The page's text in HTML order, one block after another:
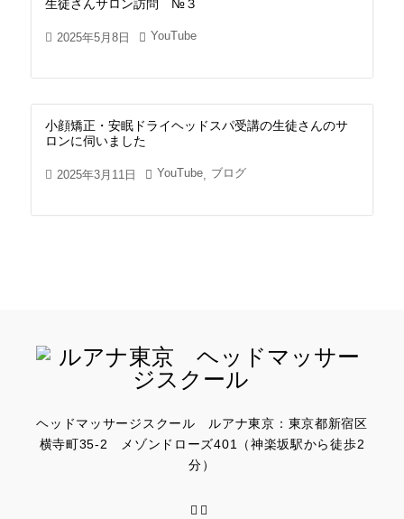
生徒さんサロン訪問 №３
2025年5月8日 YouTube
小顔矯正・安眠ドライヘッドスパ受講の生徒さんのサ
ロンに伺いました
2025年3月11日 YouTube, ブログ
ヘッドマッサージスクール ルアナ東京：東京都新宿区
横寺町35-2 メゾンドローズ401（神楽坂駅から徒歩2
分）